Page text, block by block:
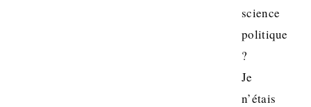
science
politique
?
Je
n’étais